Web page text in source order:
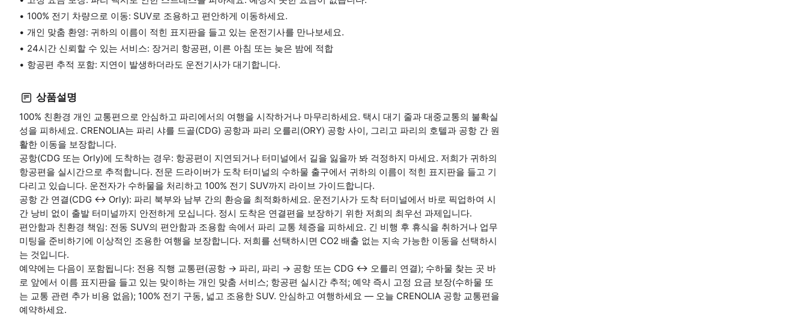
100% 전기 차량으로 이동: SUV로 조용하고 편안하게 이동하세요.
개인 맞춤 환영: 귀하의 이름이 적힌 표지판을 들고 있는 운전기사를 만나보세요.
24시간 신뢰할 수 있는 서비스: 장거리 항공편, 이른 아침 또는 늦은 밤에 적합
항공편 추적 포함: 지연이 발생하더라도 운전기사가 대기합니다.
상품설명
100% 친환경 개인 교통편으로 안심하고 파리에서의 여행을 시작하거나 마무리하세요. 택시 대기 줄과 대중교통의 불확실
성을 피하세요. CRENOLIA는 파리 샤를 드골(CDG) 공항과 파리 오를리(ORY) 공항 사이, 그리고 파리의 호텔과 공항 간 원
활한 이동을 보장합니다.
공항(CDG 또는 Orly)에 도착하는 경우: 항공편이 지연되거나 터미널에서 길을 잃을까 봐 걱정하지 마세요. 저희가 귀하의
항공편을 실시간으로 추적합니다. 전문 드라이버가 도착 터미널의 수하물 출구에서 귀하의 이름이 적힌 표지판을 들고 기
다리고 있습니다. 운전자가 수하물을 처리하고 100% 전기 SUV까지 라이브 가이드합니다.
공항 간 연결(CDG ↔ Orly): 파리 북부와 남부 간의 환승을 최적화하세요. 운전기사가 도착 터미널에서 바로 픽업하여 시
간 낭비 없이 출발 터미널까지 안전하게 모십니다. 정시 도착은 연결편을 보장하기 위한 저희의 최우선 과제입니다.
편안함과 친환경 책임: 전동 SUV의 편안함과 조용함 속에서 파리 교통 체증을 피하세요. 긴 비행 후 휴식을 취하거나 업무
미팅을 준비하기에 이상적인 조용한 여행을 보장합니다. 저희를 선택하시면 CO2 배출 없는 지속 가능한 이동을 선택하시
는 것입니다.
예약에는 다음이 포함됩니다: 전용 직행 교통편(공항 → 파리, 파리 → 공항 또는 CDG ↔ 오를리 연결); 수하물 찾는 곳 바
로 앞에서 이름 표지판을 들고 있는 맞이하는 개인 맞춤 서비스; 항공편 실시간 추적; 예약 즉시 고정 요금 보장(수하물 또
는 교통 관련 추가 비용 없음); 100% 전기 구동, 넓고 조용한 SUV. 안심하고 여행하세요 — 오늘 CRENOLIA 공항 교통편을
예약하세요.